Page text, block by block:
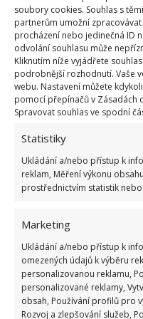
soubory cookies. Souhlas s
partnerům umožní
procházení nebo jedinečná ID
odvolání souhlasu může
Kliknutím níže vyjádřete
podrobnější rozhodnutí. Vaše
webu. Nastavení můžete
pomocí přepínačů v Zásadách
Spravovat souhlas ve spodní
Statistiky
Ukládání a/nebo přístup k
reklam, Měření výkonu
prostřednictvím statistik
Marketing
Ukládání a/nebo přístup k
omezených údajů k výběru
personalizovanou reklamu,
personalizované reklamy,
obsah, Používání profilů pro
Rozvoj a zlepšování služeb,
Mimo to do něj
předměty od svých
pozitivní energií. Svůj
na videonahrávce a
životě v tiny house, by
procesu jeho tvorby.
houses názvem Dračí
jsme také na